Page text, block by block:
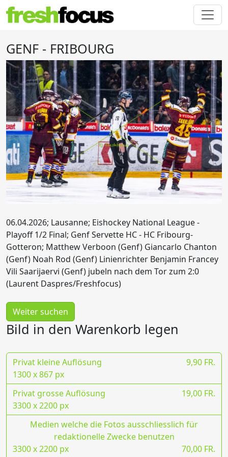
GENF - FRIBOURG
06.04.2026; Lausanne; Eishockey National League -
Playoff 1/2 Final; Genf Servette HC - HC Fribourg-
Gotteron; Matthew Verboon (Genf) Giancarlo Chanton
(Genf) Noah Rod (Genf) Linienrichter Benjamin Francey
Vili Saarijaervi (Genf) jubeln nach dem Tor zum 2:0
(Laurent Daspres/Freshfocus)
Weiter suchen
Bild in den Warenkorb legen
Privat kleine Auflösung
9,90 FR.
1300 x 867 px
Privat grosse Auflösung
19,00 FR.
3300 x 2200 px
Medien welche die Fotos ausschliesslich für
redaktionelle Zwecke benutzen
70,00 FR.
3300 x 2200 px